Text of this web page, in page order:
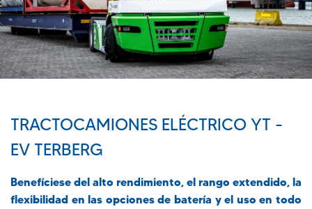
TRACTOCAMIONES ELÉCTRICO YT -
EV TERBERG
Benefíciese del alto rendimiento, el rango extendido, la
flexibilidad en las opciones de batería y el uso en todo